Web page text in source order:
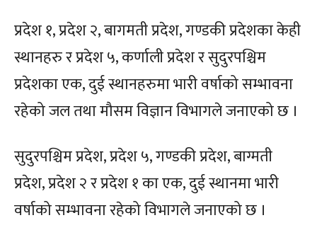
प्रदेश १, प्रदेश २, बागमती प्रदेश, गण्डकी प्रदेशका केही
स्थानहरु र प्रदेश ५, कर्णाली प्रदेश र सुदुरपश्चिम
प्रदेशका एक, दुई स्थानहरुमा भारी वर्षाको सम्भावना
रहेको जल तथा मौसम विज्ञान विभागले जनाएको छ ।
सुदुरपश्चिम प्रदेश, प्रदेश ५, गण्डकी प्रदेश, बाग्मती
प्रदेश, प्रदेश २ र प्रदेश १ का एक, दुई स्थानमा भारी
वर्षाको सम्भावना रहेको विभागले जनाएको छ ।